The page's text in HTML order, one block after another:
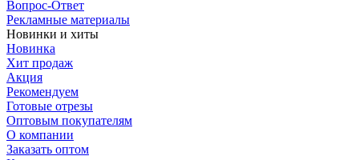
Вопрос-Ответ
Рекламные материалы
Новинки и хиты
Новинка
Хит продаж
Акция
Рекомендуем
Готовые отрезы
Оптовым покупателям
О компании
Заказать оптом